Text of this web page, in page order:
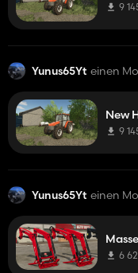
9
Yunus65Yt einen
New
9
Yunus65Yt einen
6